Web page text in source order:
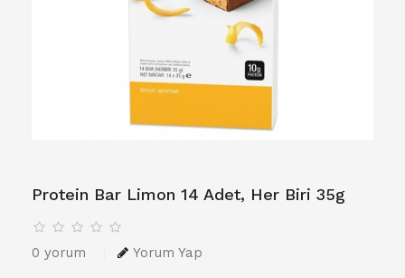
Protein Bar Limon 14 Adet, Her Biri 35g
0 yorum Yorum Yap